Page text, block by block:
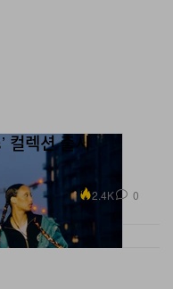
렉션 출시
2.4K 0